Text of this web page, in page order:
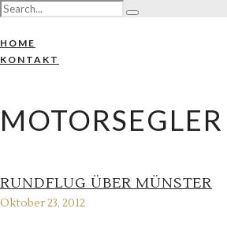
HOME
KONTAKT
MOTORSEGLER
RUNDFLUG ÜBER MÜNSTER
Oktober 23, 2012